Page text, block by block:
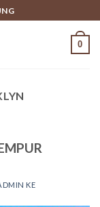
0
KE